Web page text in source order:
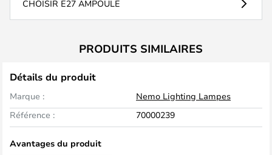
CHOISIR E27 AMPOULE
PRODUITS SIMILAIRES
Détails du produit
Marque :
Nemo Lighting Lampes
Référence :
70000239
Avantages du produit